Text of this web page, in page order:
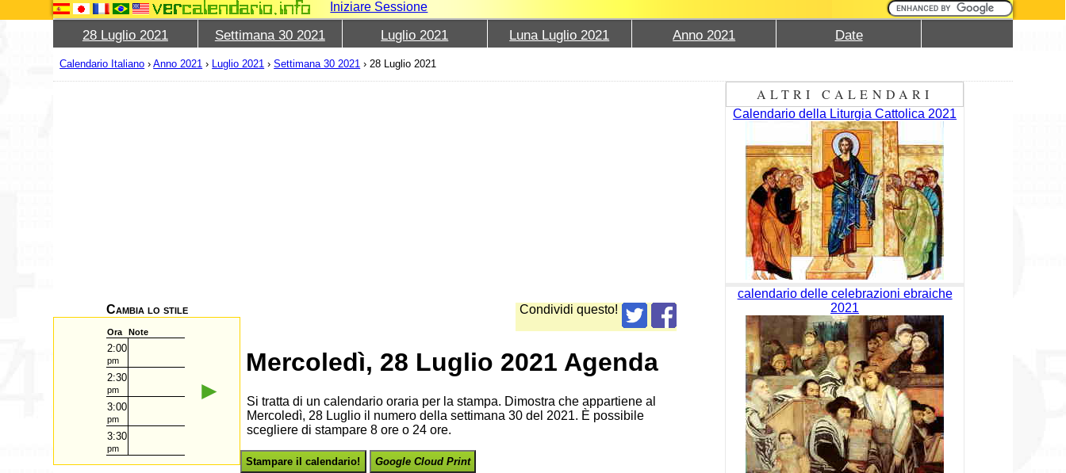
Iniziare Sessione
28 Luglio 2021 Settimana 30 2021 Luglio 2021 Luna Luglio 2021 Anno 2021 Date
Calendario Italiano ›Anno 2021 › Luglio 2021 ›Settimana 30 2021 ›28 Luglio 2021
Condividi questo!
Cambia lo stile
Ora Note
2:00
pm
2:30
pm
3:00
pm
3:30
pm
►
Mercoledì, 28 Luglio 2021 Agenda
Si tratta di un calendario oraria per la stampa. Dimostra che appartiene al
Mercoledì, 28 Luglio il numero della settimana 30 del 2021. È possibile
scegliere di stampare 8 ore o 24 ore.
Stampare il calendario! Google Cloud Print
ALTRI CALENDARI
Calendario della Liturgia Cattolica 2021
calendario delle celebrazioni ebraiche
2021